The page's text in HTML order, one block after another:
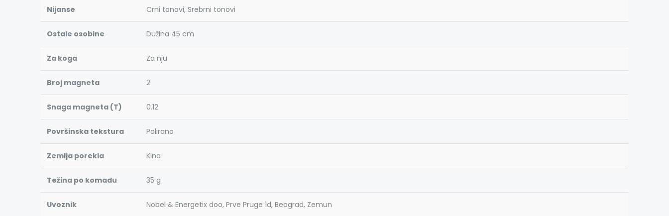
Nijanse Crni tonovi, Srebrni tonovi
Ostale osobine Dužina 45 cm
Za koga Za nju
Broj magneta 2
Snaga magneta (T) 0.12
Površinska tekstura Polirano
Zemlja porekla Kina
Težina po komadu 35 g
Uvoznik Nobel & Energetix doo, Prve Pruge 1d, Beograd, Zemun